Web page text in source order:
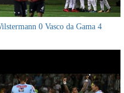
0 Vasco da Gama 4